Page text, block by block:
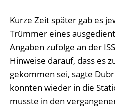
Kurze Zeit später gab es
Trümmer eines
Angaben zufolge an der
Hinweise darauf, dass es
gekommen sei, sagte
konnten wieder in die
musste in den